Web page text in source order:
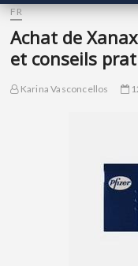
FR
Achat de
et conseils
Karina Vasconcellos